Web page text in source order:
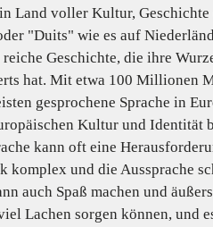
Land voller Kultur,
"Duits" wie es auf
Geschichte, die ihre
hat. Mit etwa 100 Millionen
gesprochene Sprache in
Kultur und Identität
kann oft eine
komplex und die Aussprache
auch Spaß machen und
Lachen sorgen können, und